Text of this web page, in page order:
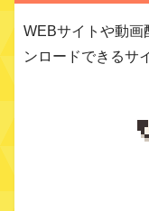
WEBサイトや動画
ンロードできるサ